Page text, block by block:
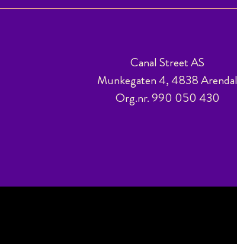
Canal Street AS
Munkegaten 4, 4838 Arendal
Org.nr. 990 050 430